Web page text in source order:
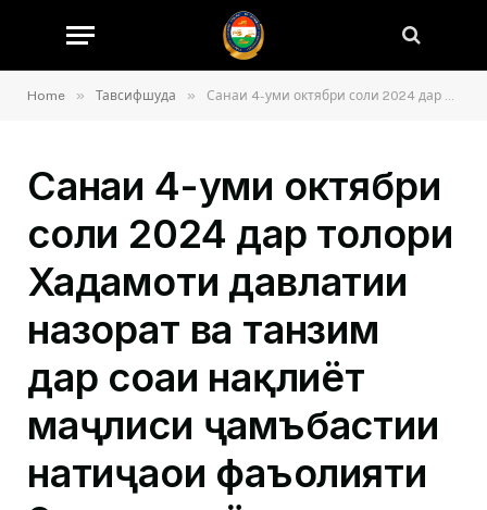
Home » Тавсифшуда » Санаи 4-уми октябри соли 2024 дар толори Хадамоти давлатии назорат ва танзим дар соҳаи нақлиёт маҷлиси ҷамъбастии натиҷаҳои фаъолияти 9-моҳаи раёсати минтақавии Хадамоти давлатии назорат ва танзим дар соҳаи нақлиёт дар минтақаи Рашт баргузор гардид.
Санаи 4-уми октябри
соли 2024 дар толори
Хадамоти давлатии
назорат ва танзим
дар соҳаи нақлиёт
маҷлиси ҷамъбастии
натиҷаҳои фаъолияти